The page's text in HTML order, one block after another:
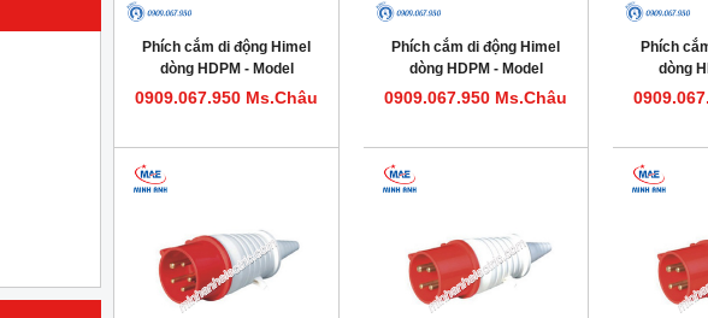
Phích cắm di động Himel
dòng HDPM - Model
HDPM5125IP67
0909.067.950 Ms.Châu
Phích cắm di động Himel
dòng HDPM - Model
HDPM463IP67
0909.067.950 Ms.Châu
Phích
dòng